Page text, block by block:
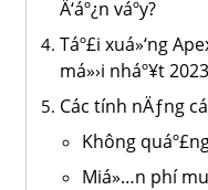
Ä‘áº¿n váº­y?
Táº£i xuá»‘ng
má»›i nháº¥t 2023
Các tính nÄƒng
Không
Miá»…n phí